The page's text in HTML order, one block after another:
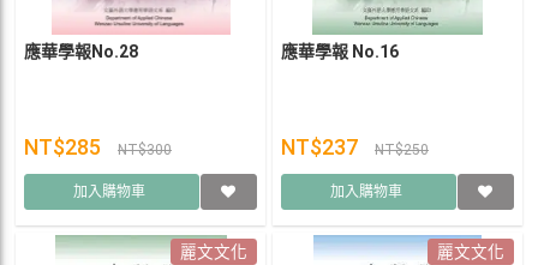
應華學報No.28
NT$285 NT$300
加入購物車
應華學報 No.16
NT$237 NT$250
加入購物車
麗文文化 麗文文化